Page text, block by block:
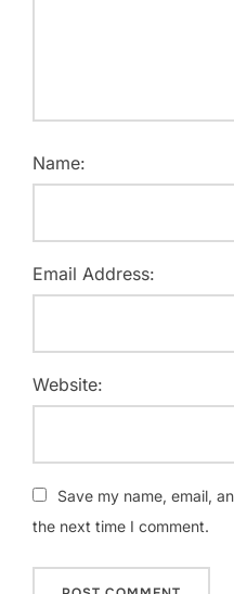
Name:
Email Address:
Website:
Save my name, email,
the next time I comment.